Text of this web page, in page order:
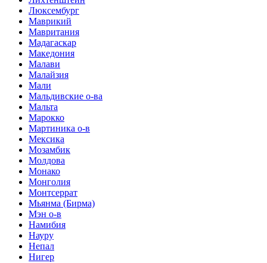
Люксембург
Маврикий
Мавритания
Мадагаскар
Македония
Малави
Малайзия
Мали
Мальдивские о-ва
Мальта
Марокко
Мартиника о-в
Мексика
Мозамбик
Молдова
Монако
Монголия
Монтсеррат
Мьянма (Бирма)
Мэн о-в
Намибия
Науру
Непал
Нигер